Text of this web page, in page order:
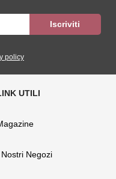
policy
Nostri Negozi